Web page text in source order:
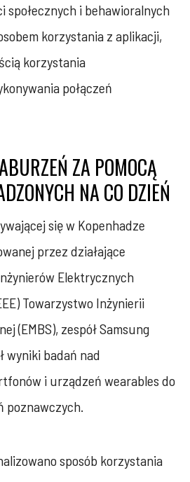
społecznych i behawioralnych
korzystania z aplikacji,
korzystania
połączeń
ZA POMOCĄ
NA CO DZIEŃ
się w Kopenhadze
przez działające
Elektrycznych
Towarzystwo Inżynierii
(EMBS), zespół Samsung
wyniki badań nad
i urządzeń wearables do
poznawczych.
sposób korzystania